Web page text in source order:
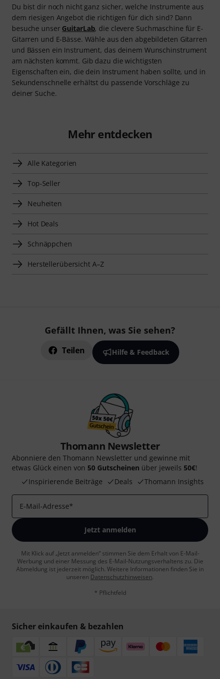
Du bist dir noch nicht ganz sicher, welche Instrumente aus
dem riesigen Angebot die richtigen für dich sind? Dann
besuche unser GuitarLab, die clevere Suchmaschine für E-
Gitarren und E-Bässe. Wähle aus den abgebildeten Gitarren
und Bässen ein Instrument, das deinem Wunschinstrument
am nächsten kommt. Gib dazu die wichtigsten
Eigenschaften ein, die dein Instrument haben sollte, und in
Sekundenschnelle erhältst du passende Vorschläge zu
deiner Suche.
Mehr entdecken
Alle Kategorien
Top-Seller
Neuheiten
Hot Deals
Schnäppchen
Herstellerübersicht A–Z
Gefällt Ihnen, was Sie sehen?
Teilen Hilfe & Feedback
Thomann Newsletter
Abonniere den Thomann Newsletter und gewinne mit
etwas Glück einen von 50 Gutscheinen über jeweils 50€!
Inspirierende Beiträge
Deals Thomann Insights
E-Mail-Adresse*
Jetzt anmelden
Mit Klick auf „Jetzt anmelden“ stimmen Sie dem Erhalt von E-Mail-
Werbung und einer Messung des E-Mail-Nutzungsverhaltens zu. Die
Abmeldung ist jederzeit möglich. Weitere Informationen finden Sie in
unseren Datenschutzhinweisen.
* Pflichtfeld
Sicher einkaufen & bezahlen